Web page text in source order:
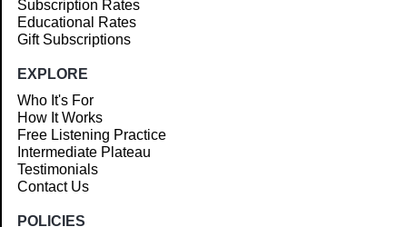
Subscription Rates
Educational Rates
Gift Subscriptions
EXPLORE
Who It's For
How It Works
Free Listening Practice
Intermediate Plateau
Testimonials
Contact Us
POLICIES